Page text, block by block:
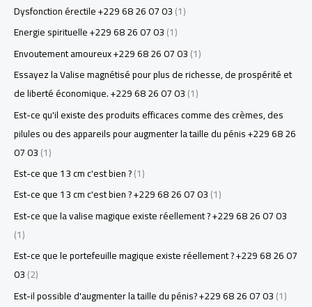
Dysfonction érectile +229 68 26 07 03(1)
Energie spirituelle +229 68 26 07 03(1)
Envoutement amoureux +229 68 26 07 03(1)
Essayez la Valise magnétisé pour plus de richesse, de prospérité et
de liberté économique. +229 68 26 07 03(1)
Est-ce qu'il existe des produits efficaces comme des crèmes, des
pilules ou des appareils pour augmenter la taille du pénis +229 68 26
07 03(1)
Est-ce que 13 cm c'est bien ?(1)
Est-ce que 13 cm c'est bien ? +229 68 26 07 03(1)
Est-ce que la valise magique existe réellement ? +229 68 26 07 03
(1)
Est-ce que le portefeuille magique existe réellement ? +229 68 26 07
03(2)
Est-il possible d'augmenter la taille du pénis? +229 68 26 07 03(1)